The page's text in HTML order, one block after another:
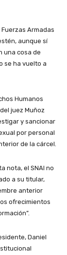
Armadas
aunque sí
una cosa de
se ha vuelto a
Humanos
juez Muñoz
y sancionar
por personal
de la cárcel.
nota, el SNAI no
a su titular,
anterior
ofrecimientos
Daniel